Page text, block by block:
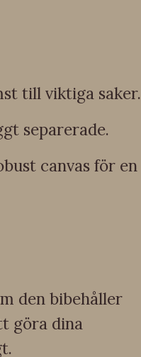
till viktiga saker.
separerade.
canvas för en
den bibehåller
göra dina